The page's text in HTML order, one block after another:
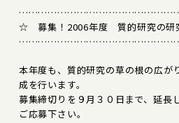
☆ 募集！2006年度 質的研究の研
本年度も、質的研究の草の根の広が
成を行います。
募集締切りを９月３０日まで、延長
ご応募下さい。